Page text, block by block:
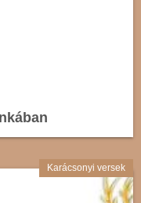
Karácsonyi versek